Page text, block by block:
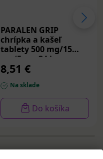
PARALEN GRIP
chrípka a kašeľ
tablety 500 mg/15
mg/5 mg 24 ks
8,51 €
Na sklade
Do košíka